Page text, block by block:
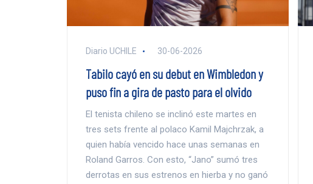
Diario UCHILE 30-06-2026
Tabilo cayó en su debut en Wimbledon y
puso fin a gira de pasto para el olvido
El tenista chileno se inclinó este martes en
tres sets frente al polaco Kamil Majchrzak, a
quien había vencido hace unas semanas en
Roland Garros. Con esto, “Jano” sumó tres
derrotas en sus estrenos en hierba y no ganó